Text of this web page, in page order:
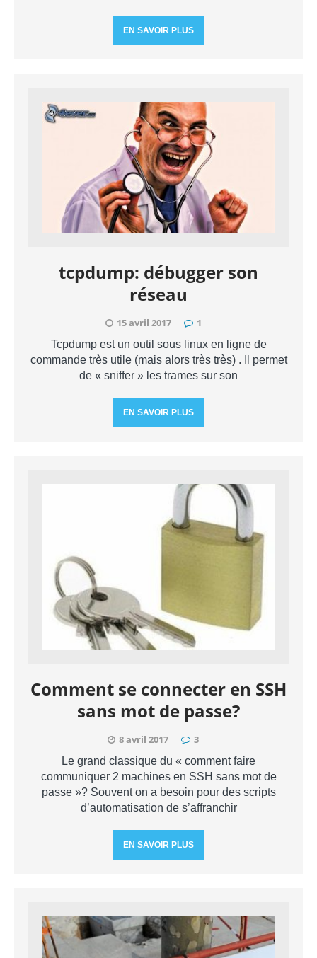
EN SAVOIR PLUS
tcpdump: débugger son
réseau
15 avril 2017 1
Tcpdump est un outil sous linux en ligne de
commande très utile (mais alors très très) . Il permet
de « sniffer » les trames sur son
EN SAVOIR PLUS
Comment se connecter en SSH
sans mot de passe?
8 avril 2017 3
Le grand classique du « comment faire
communiquer 2 machines en SSH sans mot de
passe »? Souvent on a besoin pour des scripts
d’automatisation de s’affranchir
EN SAVOIR PLUS